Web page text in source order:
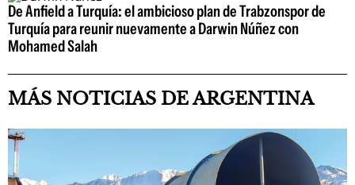
De Anfield a Turquía: el ambicioso plan de Trabzonspor de
Turquía para reunir nuevamente a Darwin Núñez con
Mohamed Salah
MÁS NOTICIAS DE ARGENTINA